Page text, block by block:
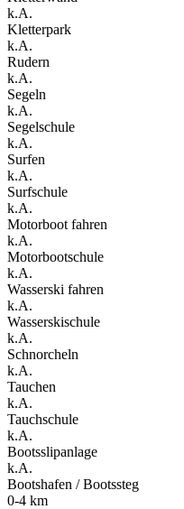
k.A.
Kletterpark
k.A.
Rudern
k.A.
Segeln
k.A.
Segelschule
k.A.
Surfen
k.A.
Surfschule
k.A.
Motorboot fahren
k.A.
Motorbootschule
k.A.
Wasserski fahren
k.A.
Wasserskischule
k.A.
Schnorcheln
k.A.
Tauchen
k.A.
Tauchschule
k.A.
Bootsslipanlage
k.A.
Bootshafen / Bootssteg
0-4 km